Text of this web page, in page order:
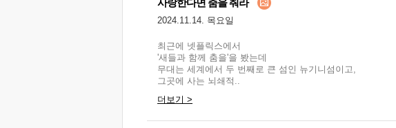
사랑한다면 춤을 춰라
2024.11.14. 목요일
최근에 넷플릭스에서
'새들과 함께 춤을'을 봤는데
무대는 세계에서 두 번째로 큰 섬인 뉴기니섬이고,
그곳에 사는 뇌쇄적..
더보기 >